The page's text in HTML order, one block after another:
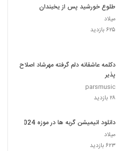
طلوع خورشید پس از یخبندان
میلاد
۶۲۵ بازدید
دکلمه عاشقانه دلم گرفته مهرشاد اصلاح
پذیر
parsmusic
۲۸ بازدید
دانلود انیمیشن گربه ها در موزه 2024
میلاد
۶۲۳ بازدید